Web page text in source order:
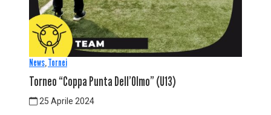
News,Tornei
Torneo “Coppa Punta Dell’Olmo” (U13)
25 Aprile 2024